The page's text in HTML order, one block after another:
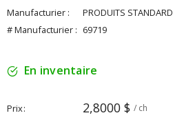
Manufacturier :
PRODUITS STANDARD
# Manufacturier : 69719
En inventaire
Prix 2,8000 $ / ch